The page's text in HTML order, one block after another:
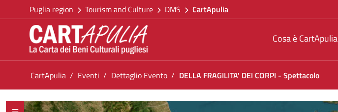
Skip to Content
Go back to the homepage
Go to navigation menu
Go to content
Go to the footer
Puglia region Tourism and Culture DMS CartApulia
Cosa è CartApulia
You are in:
CartApulia Eventi Dettaglio Evento DELLA FRAGILITA' DEI CORPI - Spettacolo